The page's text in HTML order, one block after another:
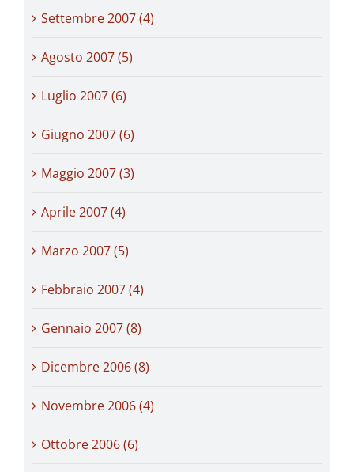
Settembre 2007 (4)
Agosto 2007 (5)
Luglio 2007 (6)
Giugno 2007 (6)
Maggio 2007 (3)
Aprile 2007 (4)
Marzo 2007 (5)
Febbraio 2007 (4)
Gennaio 2007 (8)
Dicembre 2006 (8)
Novembre 2006 (4)
Ottobre 2006 (6)